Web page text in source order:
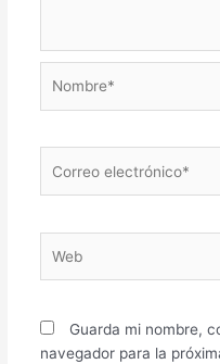
electrónico*
Guarda mi nombre,
navegador para la